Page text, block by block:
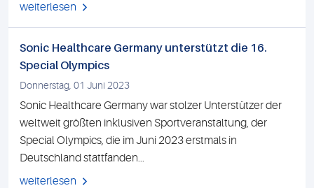
weiterlesen
Sonic Healthcare Germany unterstützt die 16.
Special Olympics
Donnerstag, 01 Juni 2023
Sonic Healthcare Germany war stolzer Unterstützer der
weltweit größten inklusiven Sportveranstaltung, der
Special Olympics, die im Juni 2023 erstmals in
Deutschland stattfanden...
weiterlesen